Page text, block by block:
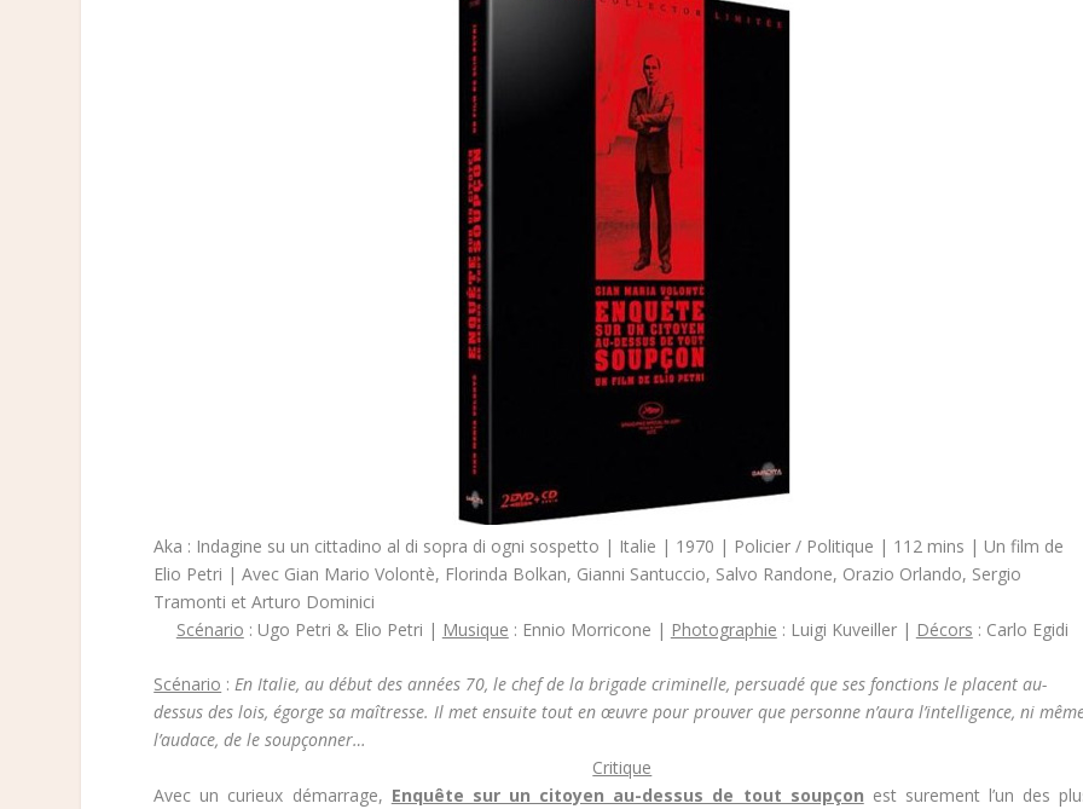
Aka : Indagine su un cittadino al di sopra di ogni sospetto | Italie | 1970 | Policier / Politique | 112 mins | Un film de
Elio Petri | Avec Gian Mario Volontè, Florinda Bolkan, Gianni Santuccio, Salvo Randone, Orazio Orlando, Sergio
Tramonti et Arturo Dominici
Scénario : Ugo Petri & Elio Petri | Musique : Ennio Morricone | Photographie : Luigi Kuveiller | Décors : Carlo Egidi
Scénario :En Italie, au début des années 70, le chef de la brigade criminelle, persuadé que ses fonctions le placent au-
dessus des lois, égorge sa maîtresse. Il met ensuite tout en œuvre pour prouver que personne n’aura l’intelligence, ni
l’audace, de le soupçonner…
Critique
Avec un curieux démarrage, Enquête sur un citoyen au-dessus de tout soupçon est surement l’un des